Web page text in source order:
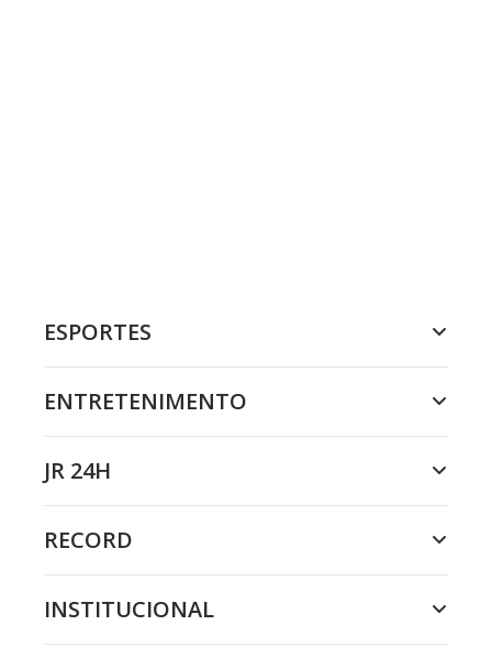
ESPORTES
ENTRETENIMENTO
JR 24H
RECORD
INSTITUCIONAL